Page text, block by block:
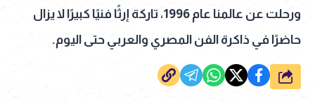
ورحلت عن عالمنا عام 1996، تاركة إرثًا فنيًا كبيرًا لا يزال
حاضرًا في ذاكرة الفن المصري والعربي حتى اليوم.
شارك